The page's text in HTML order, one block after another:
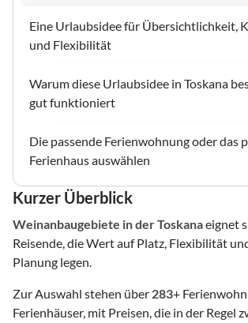
Eine Urlaubsidee für Übersichtlichkeit,
und Flexibilität
Warum diese Urlaubsidee in Toskana
gut funktioniert
Die passende Ferienwohnung oder das
Ferienhaus auswählen
Kurzer Überblick
Weinanbaugebiete in der Toskanaeignet
Reisende, die Wert auf Platz, Flexibilität
Planung legen.
Zur Auswahl stehen über 283+
Ferienhäuser, mit Preisen, die in der Regel